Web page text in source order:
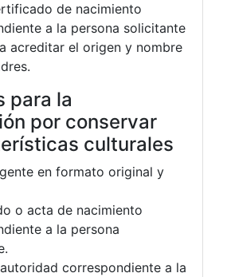
de nacimiento
a la persona solicitante
acreditar el origen y nombre
para la
por conservar
culturales
en formato original y
o acta de nacimiento
a la persona
correspondiente a la